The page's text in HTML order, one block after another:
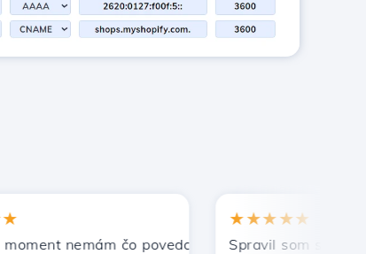
nemám čo povedať, len oceniť. S osobitnou
★★★★★
Spravil som správnu